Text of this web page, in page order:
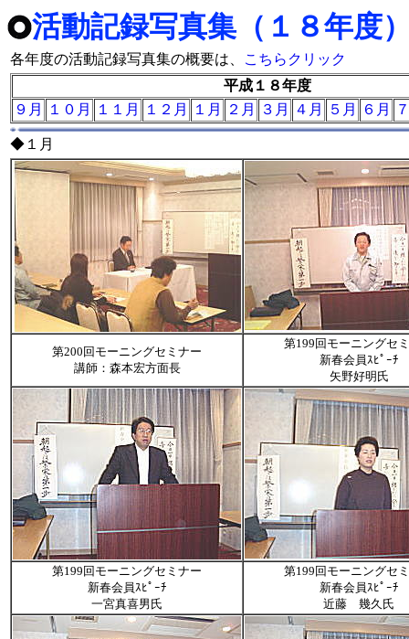
活動記録写真集（１８年度
各年度の活動記録写真集の概要は、
こちらクリック
平成１８年度
９月
１０月 １１月 １２月 １月 ２月 ３月 ４月 ５月 ６月
◆１月
第200回モーニングセミナー
講師：森本宏方面長
第199回モーニングセ
新春会員ｽﾋﾟｰﾁ
矢野好明氏
第199回モーニングセミナー
新春会員ｽﾋﾟｰﾁ
一宮真喜男氏
第199回モーニングセ
新春会員ｽﾋﾟｰﾁ
近藤 幾久氏